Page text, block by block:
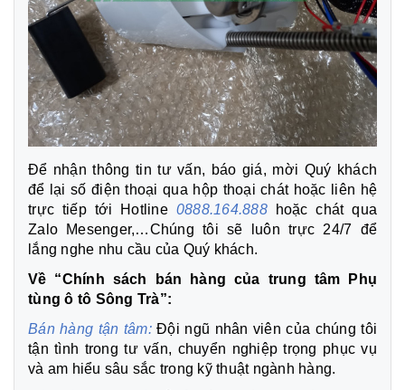
Để nhận thông tin tư vấn, báo giá, mời Quý khách
để lại số điện thoại qua hộp thoại chát hoặc liên hệ
trực tiếp tới Hotline 0888.164.888hoặc chát qua
Zalo Mesenger,…Chúng tôi sẽ luôn trực 24/7 để
lắng nghe nhu cầu của Quý khách.
Về “Chính sách bán hàng của trung tâm Phụ
tùng ô tô Sông Trà”:
Bán hàng tận tâm: Đội ngũ nhân viên của chúng tôi
tận tình trong tư vấn, chuyển nghiệp trọng phục vụ
và am hiểu sâu sắc trong kỹ thuật ngành hàng.